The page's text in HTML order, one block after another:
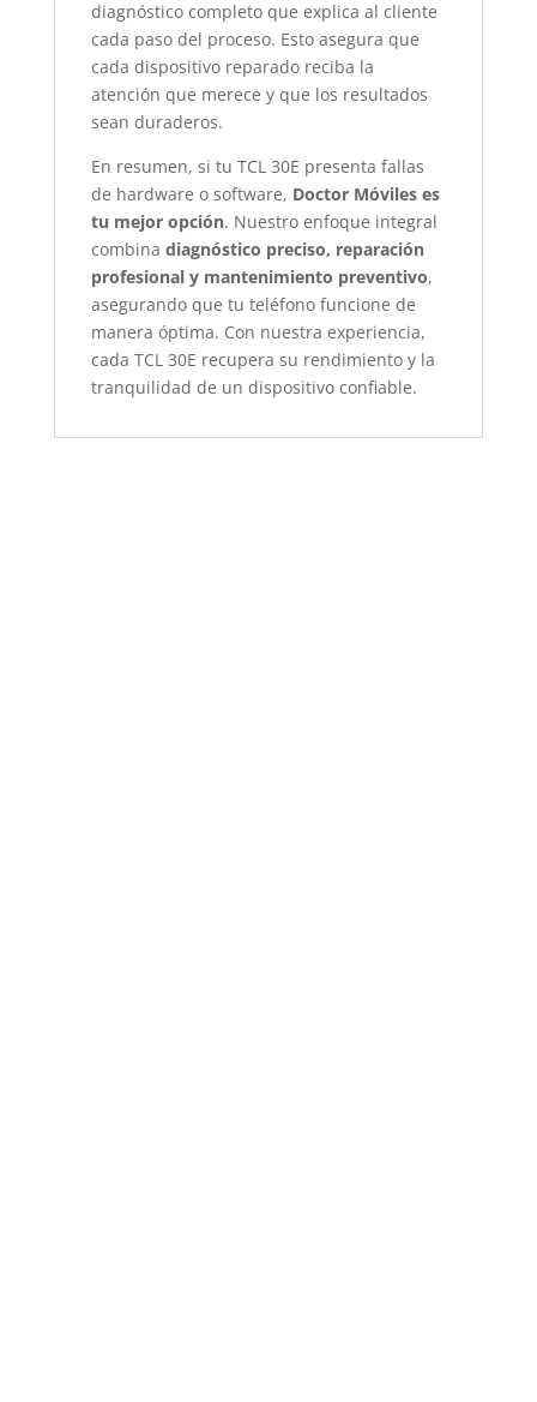
diagnóstico completo que explica al cliente
cada paso del proceso. Esto asegura que
cada dispositivo reparado reciba la
atención que merece y que los resultados
sean duraderos.
En resumen, si tu TCL 30E presenta fallas
de hardware o software, Doctor Móviles es
tu mejor opción. Nuestro enfoque integral
combina diagnóstico preciso, reparación
profesional y mantenimiento preventivo,
asegurando que tu teléfono funcione de
manera óptima. Con nuestra experiencia,
cada TCL 30E recupera su rendimiento y la
tranquilidad de un dispositivo confiable.